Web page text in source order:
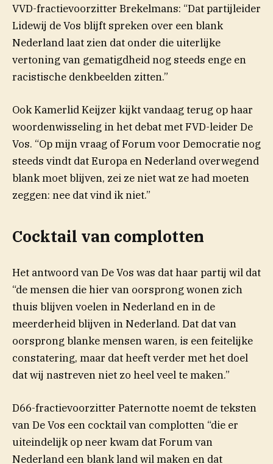
VVD-fractievoorzitter Brekelmans: “Dat partijleider
Lidewij de Vos blijft spreken over een blank
Nederland laat zien dat onder die uiterlijke
vertoning van gematigdheid nog steeds enge en
racistische denkbeelden zitten.”
Ook Kamerlid Keijzer kijkt vandaag terug op haar
woordenwisseling in het debat met FVD-leider De
Vos. “Op mijn vraag of Forum voor Democratie nog
steeds vindt dat Europa en Nederland overwegend
blank moet blijven, zei ze niet wat ze had moeten
zeggen: nee dat vind ik niet.”
Cocktail van complotten
Het antwoord van De Vos was dat haar partij wil dat
“de mensen die hier van oorsprong wonen zich
thuis blijven voelen in Nederland en in de
meerderheid blijven in Nederland. Dat dat van
oorsprong blanke mensen waren, is een feitelijke
constatering, maar dat heeft verder met het doel
dat wij nastreven niet zo heel veel te maken.”
D66-fractievoorzitter Paternotte noemt de teksten
van De Vos een cocktail van complotten “die er
uiteindelijk op neer kwam dat Forum van
Nederland een blank land wil maken en dat